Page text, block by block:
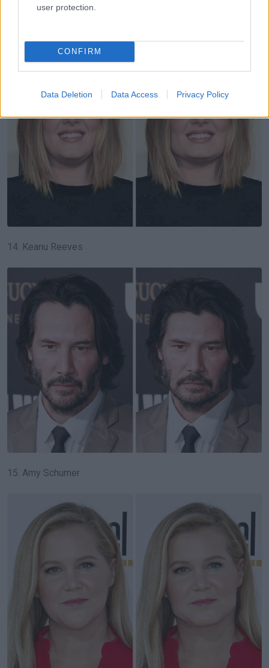
user protection.
CONFIRM
Data Deletion Data Access Privacy Policy
14. Keanu Reeves
15. Amy Schumer